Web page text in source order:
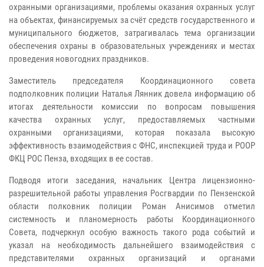
охранными организациями, проблемы оказания охранных услуг
на объектах, финансируемых за счёт средств государственного и
муниципального бюджетов, затрагивалась тема организации
обеспечения охраны в образовательных учреждениях и местах
проведения новогодних праздников.
Заместитель председателя Координационного совета
подполковник полиции Наталья Лянник довела информацию об
итогах деятельности комиссии по вопросам повышения
качества охранных услуг, предоставляемых частными
охранными организациями, которая показала высокую
эффективность взаимодействия с ФНС, инспекцией труда и РООР
ФКЦ РОС Пенза, входящих в ее состав.
Подводя итоги заседания, начальник Центра лицензионно-
разрешительной работы управления Росгвардии по Пензенской
области полковник полиции Роман Анисимов отметил
системность и планомерность работы Координационного
Совета, подчеркнул особую важность такого рода событий и
указал на необходимость дальнейшего взаимодействия с
представителями охранных организаций и органами